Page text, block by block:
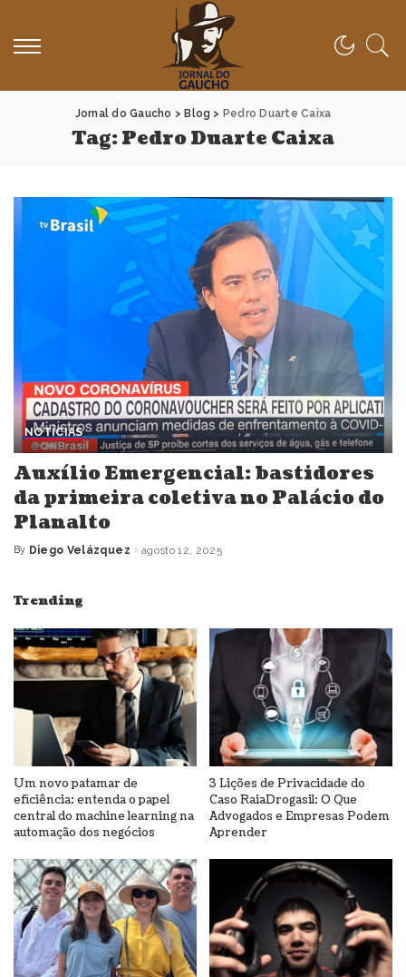
Jornal do Gaucho > Blog > Pedro Duarte Caixa
Tag:Pedro Duarte Caixa
NOTÍCIAS
Auxílio Emergencial: bastidores
da primeira coletiva no Palácio do
Planalto
Posted
By Diego Velázquez agosto 12, 2025
Trending
Um novo patamar de
eficiência: entenda o papel
central do machine learning na
automação dos negócios
3 Lições de Privacidade do
Caso RaiaDrogasil: O Que
Advogados e Empresas Podem
Aprender